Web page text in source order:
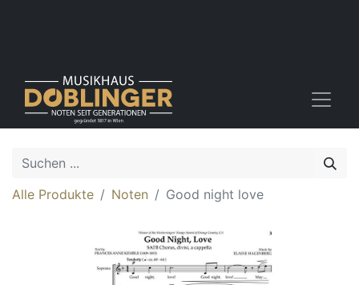
Alle Produkte Noten Good night love